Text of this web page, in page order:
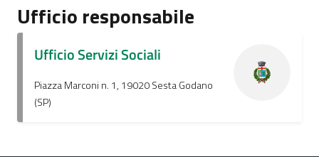
Ufficio responsabile
Ufficio Servizi Sociali
Piazza Marconi n. 1, 19020 Sesta Godano
(SP)